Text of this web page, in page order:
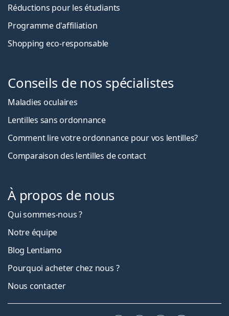
Réductions pour les étudiants
Programme d'affiliation
Shopping eco-responsable
Conseils de nos spécialistes
Maladies oculaires
Lentilles sans ordonnance
Comment lire votre ordonnance pour vos lentilles?
Comparaison des lentilles de contact
À propos de nous
Qui sommes-nous ?
Notre équipe
Blog Lentiamo
Pourquoi acheter chez nous ?
Nous contacter